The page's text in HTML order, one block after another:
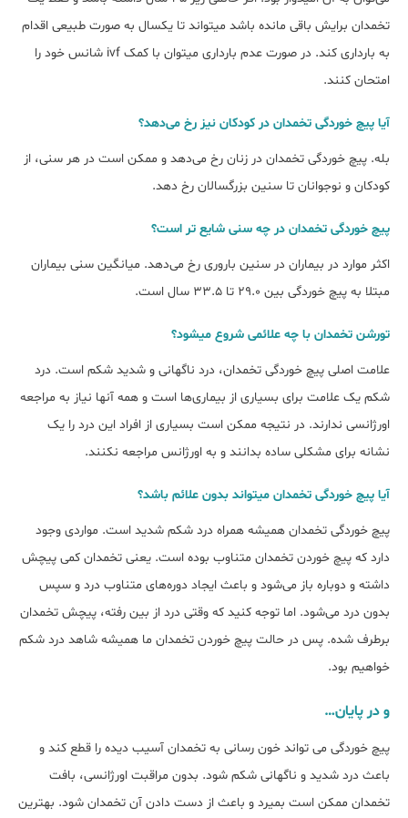
تخمدان برایش باقی مانده باشد میتواند تا یکسال به صورت طبیعی اقدام
به بارداری کند. در صورت عدم بارداری میتوان با کمک ivf شانس خود را
امتحان کنند.
آیا پیچ خوردگی تخمدان در کودکان نیز رخ می‌دهد؟
بله. پیچ خوردگی تخمدان در زنان رخ می‌دهد و ممکن است در هر سنی، از
کودکان و نوجوانان تا سنین بزرگسالان رخ دهد.
پیچ خوردگی تخمدان در چه سنی شایع تر است؟
اکثر موارد در بیماران در سنین باروری رخ می‌دهد. میانگین سنی بیماران
مبتلا به پیچ خوردگی بین 29.0 تا 33.5 سال است.
تورشن تخمدان با چه علائمی شروع میشود؟
علامت اصلی پیچ خوردگی تخمدان، درد ناگهانی و شدید شکم است. درد
شکم یک علامت برای بسیاری از بیماری‌ها است و همه آنها نیاز به مراجعه
اورژانسی ندارند. در نتیجه ممکن است بسیاری از افراد این درد را یک
نشانه برای مشکلی ساده بدانند و به اورژانس مراجعه نکنند.
آیا پیچ خوردگی تخمدان میتواند بدون علائم باشد؟
پیچ خوردگی تخمدان همیشه همراه درد شکم شدید است. مواردی وجود
دارد که پیچ خوردن تخمدان متناوب بوده است. یعنی تخمدان کمی پیچش
داشته و دوباره باز می‌شود و باعث ایجاد دوره‌های متناوب درد و سپس
بدون درد می‌شود. اما توجه کنید که وقتی درد از بین رفته، پیچش تخمدان
برطرف شده. پس در حالت پیچ خوردن تخمدان ما همیشه شاهد درد شکم
خواهیم بود.
و در پایان…
پیچ خوردگی می تواند خون رسانی به تخمدان آسیب دیده را قطع کند و
باعث درد شدید و ناگهانی شکم شود. بدون مراقبت اورژانسی، بافت
تخمدان ممکن است بمیرد و باعث از دست دادن آن تخمدان شود. بهترین